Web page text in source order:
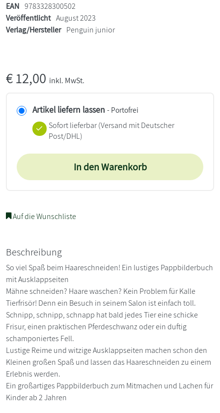
EAN 9783328300502
Veröffentlicht August 2023
Verlag/Hersteller Penguin junior
€12,00 inkl. MwSt.
Artikel liefern lassen - Portofrei
Sofort lieferbar(Versand mit Deutscher
Post/DHL)
In den Warenkorb
Auf die Wunschliste
Beschreibung
So viel Spaß beim Haareschneiden! Ein lustiges Pappbilderbuch
mit Ausklappseiten
Mähne schneiden? Haare waschen? Kein Problem für Kalle
Tierfrisör! Denn ein Besuch in seinem Salon ist einfach toll.
Schnipp, schnipp, schnapp hat bald jedes Tier eine schicke
Frisur, einen praktischen Pferdeschwanz oder ein duftig
schamponiertes Fell.
Lustige Reime und witzige Ausklappseiten machen schon den
Kleinen großen Spaß und lassen das Haareschneiden zu einem
Erlebnis werden.
Ein großartiges Pappbilderbuch zum Mitmachen und Lachen für
Kinder ab 2 Jahren